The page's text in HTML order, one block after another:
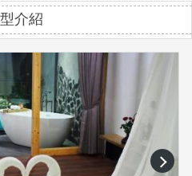
房時退回。
清潔物歸原位並在深夜降低音
洗用品)
，如需提早或延遲進房請務必來
介紹
next